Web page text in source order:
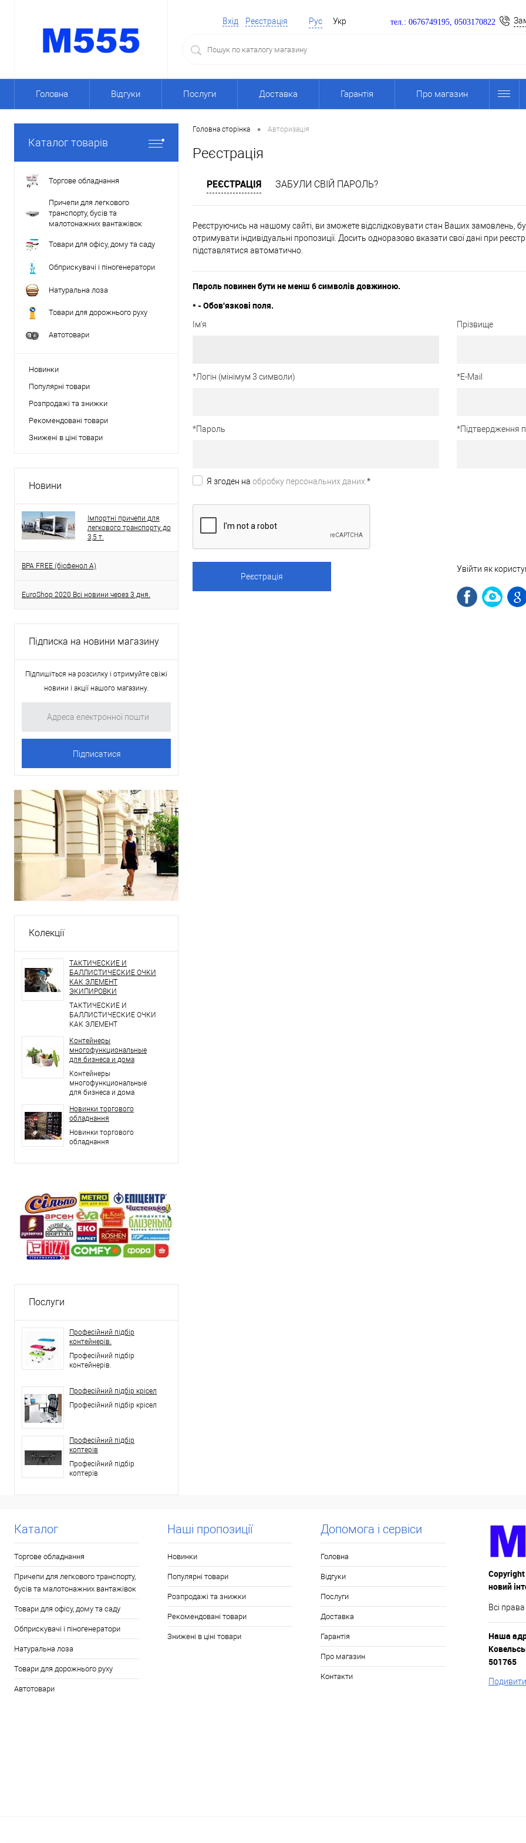
Вхід Реєстрація Рус Укр тел.: 0676749195, 0503170822
Головна Відгуки Послуги Доставка Гарантія Про магазин
Каталог товарів
Торгове обладнання
Причепи для легкового
транспорту, бусів та
малотонажних вантажівок
Товари для офісу, дому та саду
Обприскувачі і піногенератори
Натуральна лоза
Товари для дорожнього руху
Автотовари
Новинки
Популярні товари
Розпродажі та знижки
Рекомендовані товари
Знижені в ціні товари
Новини
Імпортні причепи для
легкового транспорту до
3,5 т.
BPA FREE (бісфенол A)
EuroShop 2020 Всі новини через 3 дня.
Підписка на новини магазину
Підпишіться на розсилку і отримуйте свіжі
новини і акції нашого магазину.
Колекції
ТАКТИЧЕСКИЕ И
БАЛЛИСТИЧЕСКИЕ ОЧКИ
КАК ЭЛЕМЕНТ
ЭКИПИРОВКИ
ТАКТИЧЕСКИЕ И
БАЛЛИСТИЧЕСКИЕ ОЧКИ
КАК ЭЛЕМЕНТ
Контейнеры
многофункциональные
для бизнеса и дома
Контейнеры
многофункциональные
для бизнеса и дома
Новинки торгового
обладнання
Новинки торгового
обладнання
Послуги
Професійний підбір
контейнерів.
Професійний підбір
контейнерів.
Професійний підбір крісел
Професійний підбір крісел
Професійний підбір
коптерів
Професійний підбір
коптерів
Головна сторінка • Авторизація
Реєстрація
РЕЄСТРАЦІЯ ЗАБУЛИ СВІЙ ПАРОЛЬ?
Реєструючись на нашому сайті, ви зможете відслідковувати стан Ваших замовлень,
отримувати індивідуальні пропозиції. Досить одноразово вказати свої дані при
підставлятися автоматично.
Пароль повинен бути не менш 6 символів довжиною.
* - Обов'язкові поля.
Ім'я Прізвище
*Логін (мінімум 3 символи) *E-Mail
*Пароль *Підтвердження
Я згоден на обробку персональних даних.*
Увійти як
Каталог
Торгове обладнання
Причепи для легкового транспорту,
бусів та малотонажних вантажівок
Товари для офісу, дому та саду
Обприскувачі і піногенератори
Натуральна лоза
Товари для дорожнього руху
Автотовари
Наші пропозиції
Новинки
Популярні товари
Розпродажі та знижки
Рекомендовані товари
Знижені в ціні товари
Допомога і сервіси
Головна
Відгуки
Послуги
Доставка
Гарантія
Про магазин
Контакти
новий
Всі
Наша
501765